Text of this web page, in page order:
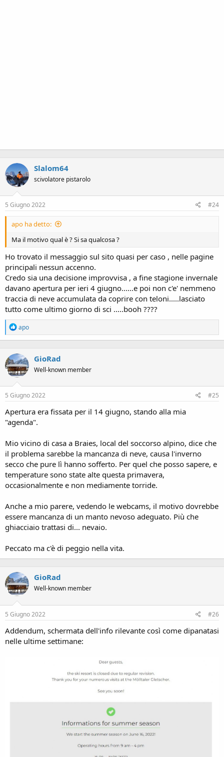
Slalom64
scivolatore pistarolo
5 Giugno 2022 #24
apo ha detto:
Ma il motivo qual è ? Si sa qualcosa ?
Ho trovato il messaggio sul sito quasi per caso , nelle pagine
principali nessun accenno.
Credo sia una decisione improvvisa , a fine stagione invernale
davano apertura per ieri 4 giugno......e poi non c'e' nemmeno
traccia di neve accumulata da coprire con teloni.....lasciato
tutto come ultimo giorno di sci .....booh ????
R
e
a
t
i
o
n
:
apo
GioRad
Well-known member
5 Giugno 2022 #25
Apertura era fissata per il 14 giugno, stando alla mia
"agenda".
Mio vicino di casa a Braies, local del soccorso alpino, dice che
il problema sarebbe la mancanza di neve, causa l'inverno
secco che pure lì hanno sofferto. Per quel che posso sapere, e
temperature sono state alte questa primavera,
occasionalmente e non mediamente torride.
Anche a mio parere, vedendo le webcams, il motivo dovrebbe
essere mancanza di un manto nevoso adeguato. Più che
ghiacciaio trattasi di... nevaio.
Peccato ma c'è di peggio nella vita.
GioRad
Well-known member
5 Giugno 2022 #26
Addendum, schermata dell'info rilevante così come dipanatasi
nelle ultime settimane: